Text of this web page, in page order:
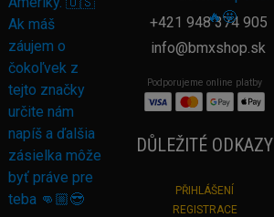
+421 948 374 905
info@bmxshop.sk
Podporujeme online platby
DŮLEŽITÉ ODKAZY
PŘIHLÁŠENÍ
REGISTRACE